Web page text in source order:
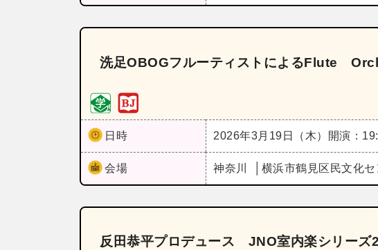
洗足OBOGフルーティストによるFlute
日時 2026年3月19日（木） 開演：
会場 神奈川 横浜市鶴見区民文化
反田恭平プロデュース JNO室内楽シリ